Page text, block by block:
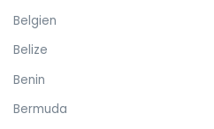
Belgien
Belize
Benin
Bermuda